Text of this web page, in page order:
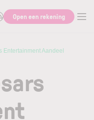
informatie
Open een rekening
Entertainment Aandeel